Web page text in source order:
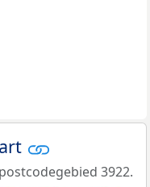
3922.